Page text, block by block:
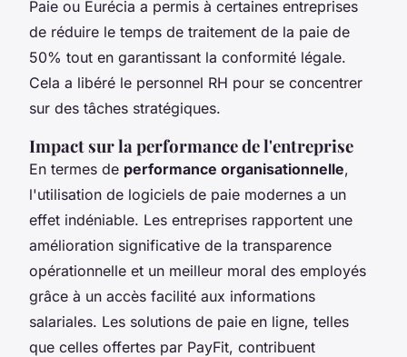
Paie ou Eurécia a permis à certaines entreprises
de réduire le temps de traitement de la paie de
50% tout en garantissant la conformité légale.
Cela a libéré le personnel RH pour se concentrer
sur des tâches stratégiques.
Impact sur la performance de l'entreprise
En termes de performance organisationnelle,
l'utilisation de logiciels de paie modernes a un
effet indéniable. Les entreprises rapportent une
amélioration significative de la transparence
opérationnelle et un meilleur moral des employés
grâce à un accès facilité aux informations
salariales. Les solutions de paie en ligne, telles
que celles offertes par PayFit, contribuent